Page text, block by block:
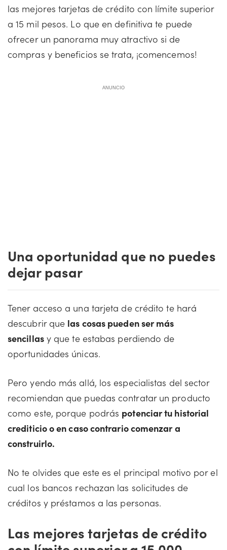
las mejores tarjetas de crédito con límite superior
a 15 mil pesos. Lo que en definitiva te puede
ofrecer un panorama muy atractivo si de
compras y beneficios se trata, ¡comencemos!
ANUNCIO
Una oportunidad que no puedes
dejar pasar
Tener acceso a una tarjeta de crédito te hará
descubrir que las cosas pueden ser más
sencillasy que te estabas perdiendo de
oportunidades únicas.
Pero yendo más allá, los especialistas del sector
recomiendan que puedas contratar un producto
como este, porque podrás potenciar tu historial
crediticio o en caso contrario comenzar a
construirlo.
No te olvides que este es el principal motivo por el
cual los bancos rechazan las solicitudes de
créditos y préstamos a las personas.
Las mejores tarjetas de crédito